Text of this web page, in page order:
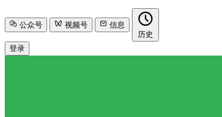
公众号 视频号
信息
历史
登录